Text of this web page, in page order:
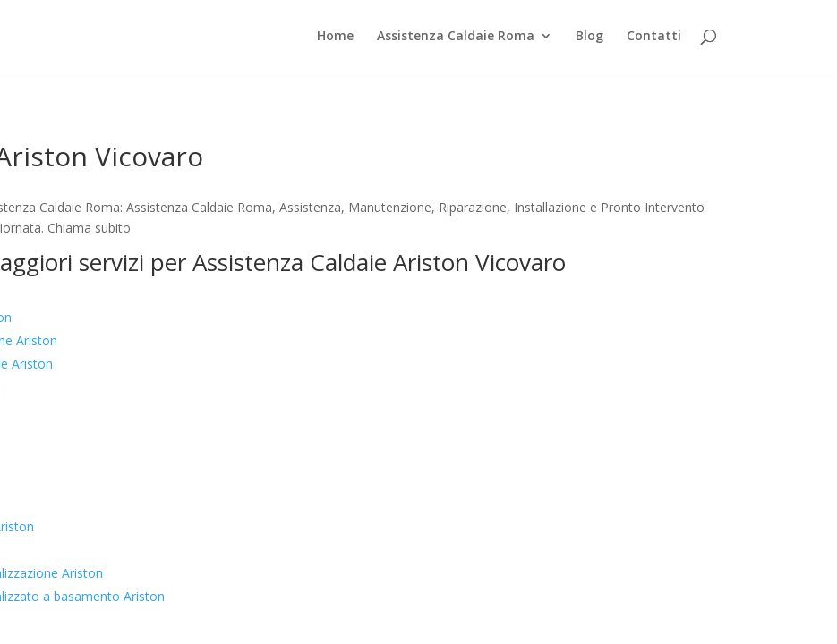
Home Assistenza Caldaie Roma Blog Contatti
Vicovaro
Caldaie Roma: Assistenza Caldaie Roma, Assistenza, Manutenzione, Riparazione, Installazione e Pronto Intervento
Chiama subito
servizi per Assistenza Caldaie Ariston Vicovaro
Ariston
Ariston
Ariston
a basamento Ariston